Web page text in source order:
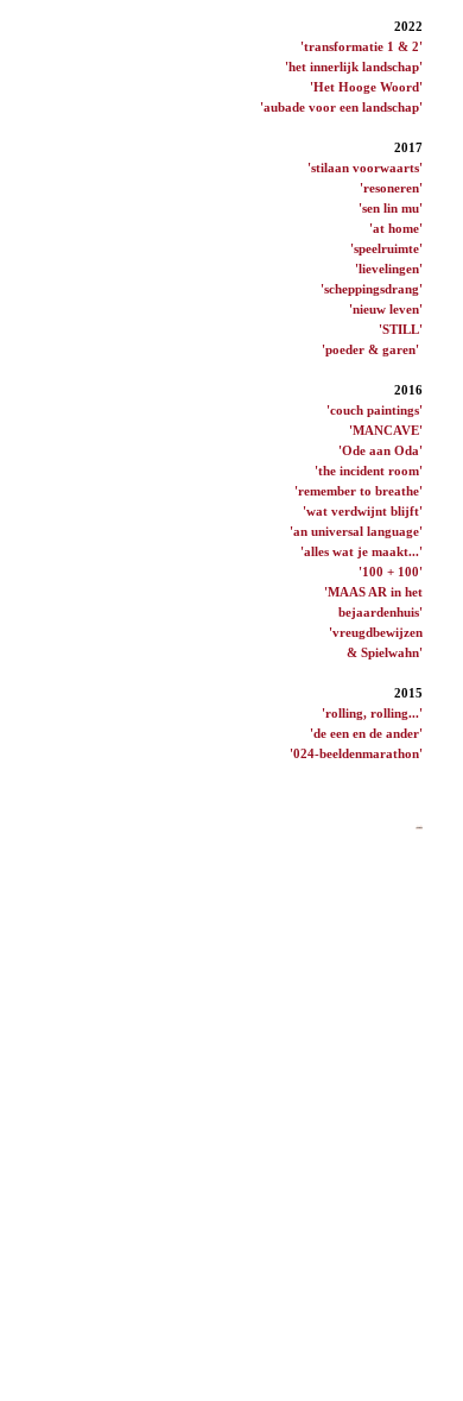
2022
'transformatie 1 & 2'
'het innerlijk landschap'
'Het Hooge Woord'
'aubade voor een landschap'
2017
'stilaan voorwaarts'
'resoneren'
'sen lin mu'
'at home'
'speelruimte'
'lievelingen'
'scheppingsdrang'
'nieuw leven'
'STILL'
'poeder & garen'
2016
'couch paintings'
'MANCAVE'
'Ode aan Oda'
'the incident room'
'remember to breathe'
'wat verdwijnt blijft'
'an universal language'
'alles wat je maakt...'
'100 + 100'
'MAAS AR in het
bejaardenhuis'
'vreugdbewijzen
& Spielwahn'
2015
'rolling, rolling...'
'de een en de ander'
'024-beeldenmarathon'